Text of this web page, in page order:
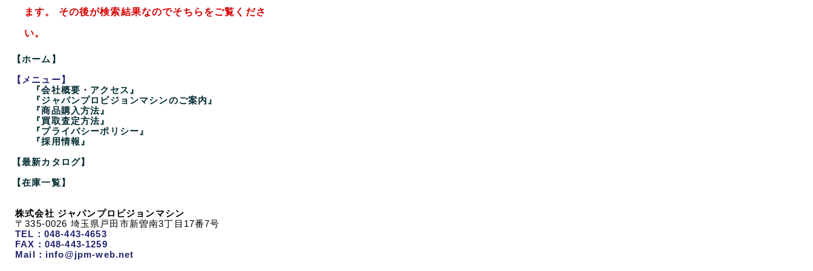
ます。 その後が検索結果なのでそちらをご覧くださ
い。
【ホーム】
【メニュー】
『会社概要・アクセス』
『ジャパンプロビジョンマシンのご案内』
『商品購入方法』
『買取査定方法』
『プライバシーポリシー』
『採用情報』
【最新カタログ】
【在庫一覧】
株式会社 ジャパンプロビジョンマシン
〒335-0026 埼玉県戸田市新曽南3丁目17番7号
TEL：048-443-4653
FAX：048-443-1259
Mail：info@jpm-web.net